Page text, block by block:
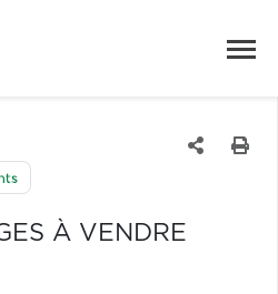
À VENDRE